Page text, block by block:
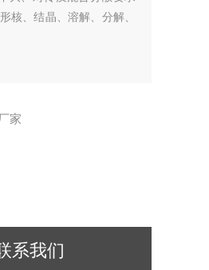
核、结晶、溶解、分解、
家
系我们